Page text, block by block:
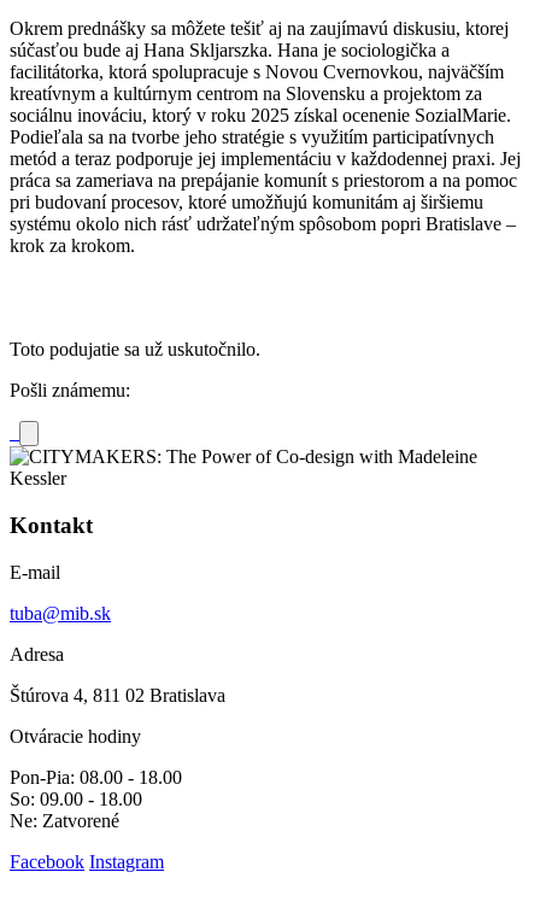
Okrem prednášky sa môžete tešiť aj na zaujímavú diskusiu, ktorej
súčasťou bude aj Hana Skljarszka. Hana je sociologička a
facilitátorka, ktorá spolupracuje s Novou Cvernovkou, najväčším
kreatívnym a kultúrnym centrom na Slovensku a projektom za
sociálnu inováciu, ktorý v roku 2025 získal ocenenie SozialMarie.
Podieľala sa na tvorbe jeho stratégie s využitím participatívnych
metód a teraz podporuje jej implementáciu v každodennej praxi. Jej
práca sa zameriava na prepájanie komunít s priestorom a na pomoc
pri budovaní procesov, ktoré umožňujú komunitám aj širšiemu
systému okolo nich rásť udržateľným spôsobom popri Bratislave –
krok za krokom.
Toto podujatie sa už uskutočnilo.
Pošli známemu:
Kontakt
E-mail
tuba@mib.sk
Adresa
Štúrova 4, 811 02 Bratislava
Otváracie hodiny
Pon-Pia: 08.00 - 18.00
So: 09.00 - 18.00
Ne: Zatvorené
Facebook Instagram